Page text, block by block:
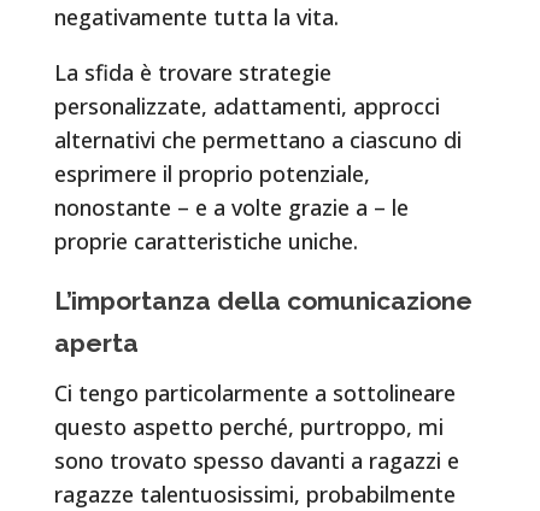
negativamente tutta la vita.
La sfida è trovare strategie
personalizzate, adattamenti, approcci
alternativi che permettano a ciascuno di
esprimere il proprio potenziale,
nonostante – e a volte grazie a – le
proprie caratteristiche uniche.
L’importanza della comunicazione
aperta
Ci tengo particolarmente a sottolineare
questo aspetto perché, purtroppo, mi
sono trovato spesso davanti a ragazzi e
ragazze talentuosissimi, probabilmente